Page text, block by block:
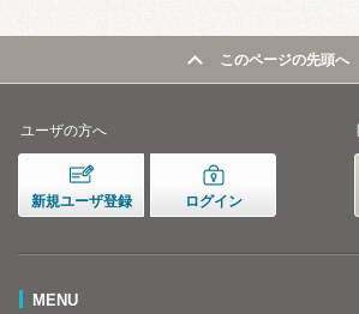
このページの先頭へ
ユーザの方へ
新規ユーザ登録 ログイン
MENU